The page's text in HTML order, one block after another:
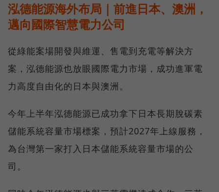
泓德能源海外布局｜前進日本、澳洲，
邁向國際智慧電力公司
從綠能案場開發與維運、售電到充電等解決方
案，泓德能源也放眼國際電力市場，成功進軍電
力高度自由化的日本與澳洲。
今年上半年泓德能源已成功拿下日本長期脫碳素
儲能系統容量市場標案，預計2027年上線服務，
為台灣第一家打入日本儲能系統容量市場的公
司。